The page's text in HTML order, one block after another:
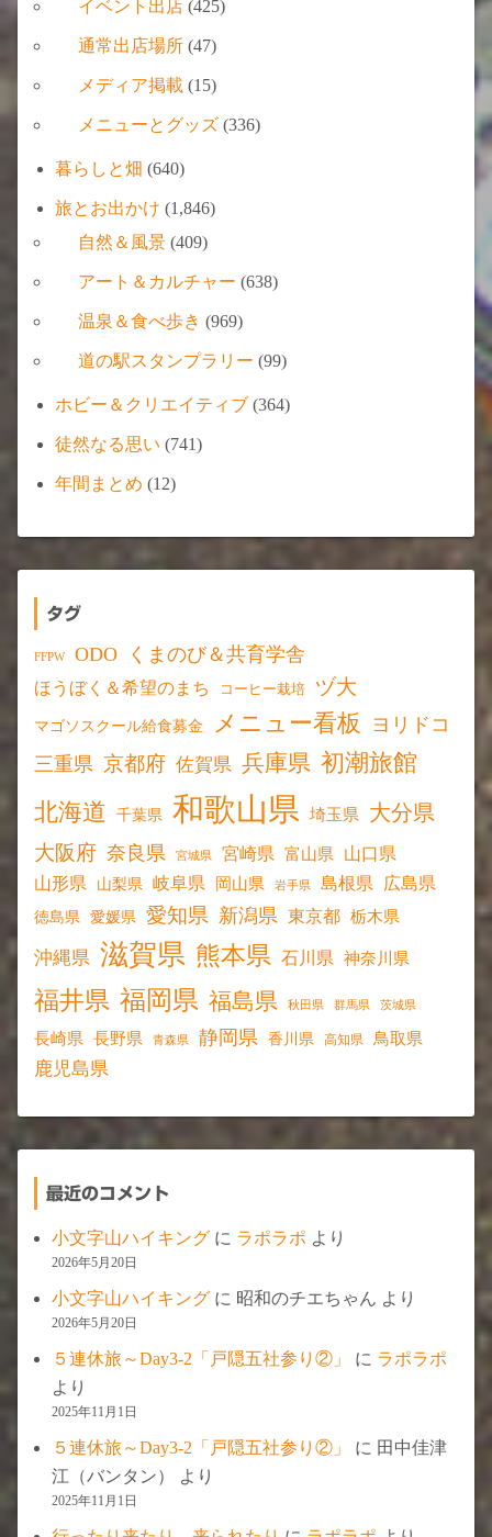
イベント出店 (425)
通常出店場所 (47)
メディア掲載 (15)
メニューとグッズ (336)
暮らしと畑 (640)
旅とお出かけ (1,846)
自然＆風景 (409)
アート＆カルチャー (638)
温泉＆食べ歩き (969)
道の駅スタンプラリー (99)
ホビー＆クリエイティブ (364)
徒然なる思い (741)
年間まとめ (12)
タグ
FFPW ODO くまのび＆共育学舎
ほうぼく＆希望のまち コーヒー栽培 ヅ大
マゴソスクール給食募金 メニュー看板
ヨリドコ
三重県 京都府 佐賀県 兵庫県 初潮旅館
北海道
千葉県 和歌山県 埼玉県 大分県
大阪府 奈良県 宮城県 宮崎県 富山県 山口県
山形県 山梨県 岐阜県 岡山県 岩手県 島根県 広島県
徳島県 愛媛県 愛知県 新潟県 東京都 栃木県
沖縄県 滋賀県 熊本県 石川県 神奈川県
福井県 福岡県 福島県 秋田県 群馬県 茨城県
長崎県 長野県 青森県 静岡県 香川県 高知県 鳥取県
鹿児島県
最近のコメント
小文字山ハイキング に ラポラポ より
2026年5月20日
小文字山ハイキング に 昭和のチエちゃん より
2026年5月20日
５連休旅～Day3-2「戸隠五社参り②」 に ラポラポ
より
2025年11月1日
５連休旅～Day3-2「戸隠五社参り②」 に 田中佳津
江（バンタン）
より
2025年11月1日